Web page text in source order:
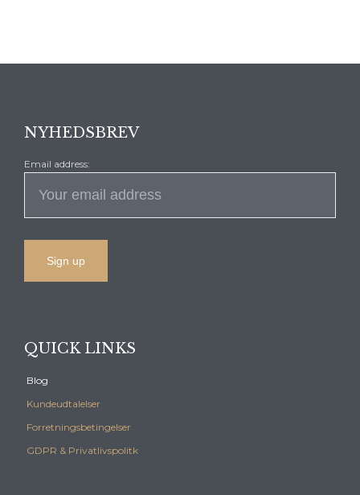
NYHEDSBREV
Email address:
QUICK LINKS
Blog
Kundeudtalelser
Forretningsbetingelser
GDPR & Privatlivspolitk